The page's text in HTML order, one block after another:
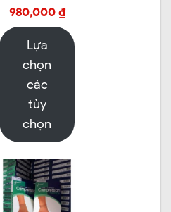
980,000₫
Lựa
chọn
các
tùy
chọn